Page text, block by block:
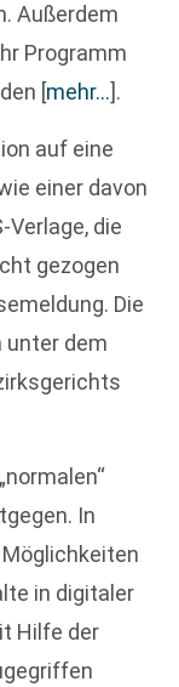
Außerdem
Programm
[mehr…].
auf eine
einer davon
Verlage, die
gezogen
Die
unter dem
In
in digitaler
Hilfe der